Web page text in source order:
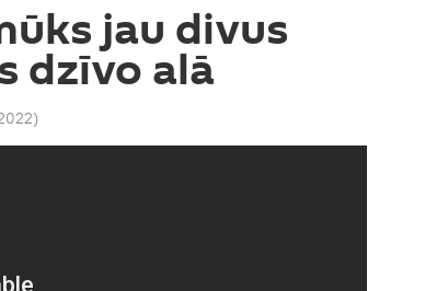
jau divus
dzīvo alā
)